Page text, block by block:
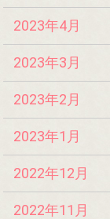
2023年4月
2023年3月
2023年2月
2023年1月
2022年12月
2022年11月